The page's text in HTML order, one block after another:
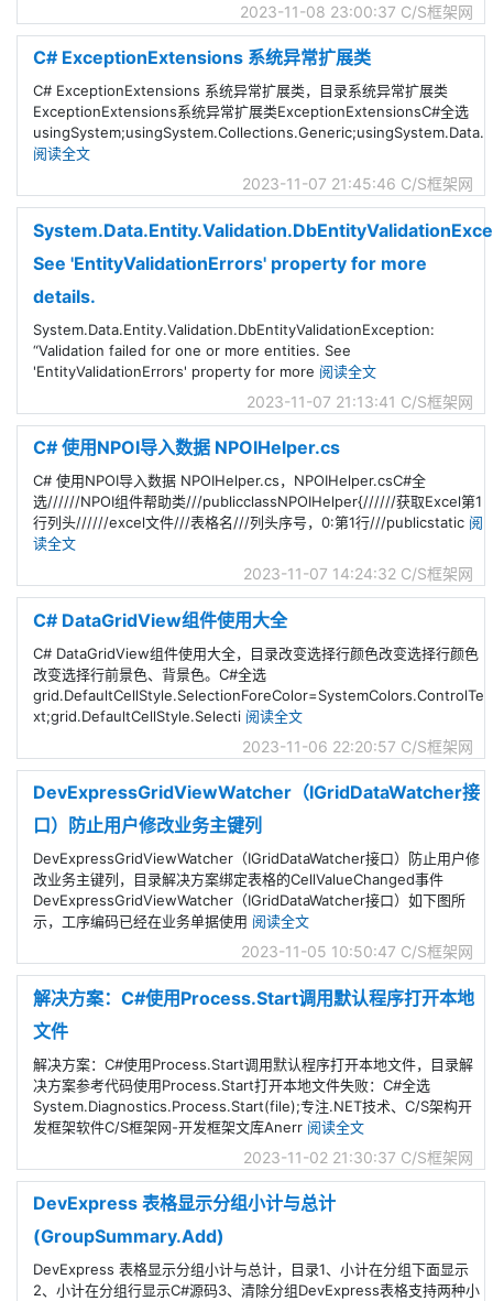
2023-11-08 23:00:37 C/S框架网
C# ExceptionExtensions 系统异常扩展类
C# ExceptionExtensions 系统异常扩展类，目录系统异常扩展类
ExceptionExtensions系统异常扩展类ExceptionExtensionsC#全选
usingSystem;usingSystem.Collections.Generic;usingSystem.Data.
阅读全文
2023-11-07 21:45:46 C/S框架网
See 'EntityValidationErrors' property for more
details.
System.Data.Entity.Validation.DbEntityValidationException:
“Validation failed for one or more entities. See
'EntityValidationErrors' property for more 阅读全文
2023-11-07 21:13:41 C/S框架网
C# 使用NPOI导入数据 NPOIHelper.cs
C# 使用NPOI导入数据 NPOIHelper.cs，NPOIHelper.csC#全
选//////NPOI组件帮助类///publicclassNPOIHelper{//////获取Excel第1
行列头//////excel文件///表格名///列头序号，0:第1行///publicstatic 阅
读全文
2023-11-07 14:24:32 C/S框架网
C# DataGridView组件使用大全
C# DataGridView组件使用大全，目录改变选择行颜色改变选择行颜色
改变选择行前景色、背景色。C#全选
grid.DefaultCellStyle.SelectionForeColor=SystemColors.ControlTe
xt;grid.DefaultCellStyle.Selecti 阅读全文
2023-11-06 22:20:57 C/S框架网
DevExpressGridViewWatcher（IGridDataWatcher接
口）防止用户修改业务主键列
DevExpressGridViewWatcher（IGridDataWatcher接口）防止用户修
改业务主键列，目录解决方案绑定表格的CellValueChanged事件
DevExpressGridViewWatcher（IGridDataWatcher接口）如下图所
示，工序编码已经在业务单据使用 阅读全文
2023-11-05 10:50:47 C/S框架网
解决方案：C#使用Process.Start调用默认程序打开本地
文件
解决方案：C#使用Process.Start调用默认程序打开本地文件，目录解
决方案参考代码使用Process.Start打开本地文件失败：C#全选
System.Diagnostics.Process.Start(file);专注.NET技术、C/S架构开
发框架软件C/S框架网-开发框架文库Anerr 阅读全文
2023-11-02 21:30:37 C/S框架网
DevExpress 表格显示分组小计与总计
(GroupSummary.Add)
DevExpress 表格显示分组小计与总计，目录1、小计在分组下面显示
2、小计在分组行显示C#源码3、清除分组DevExpress表格支持两种小